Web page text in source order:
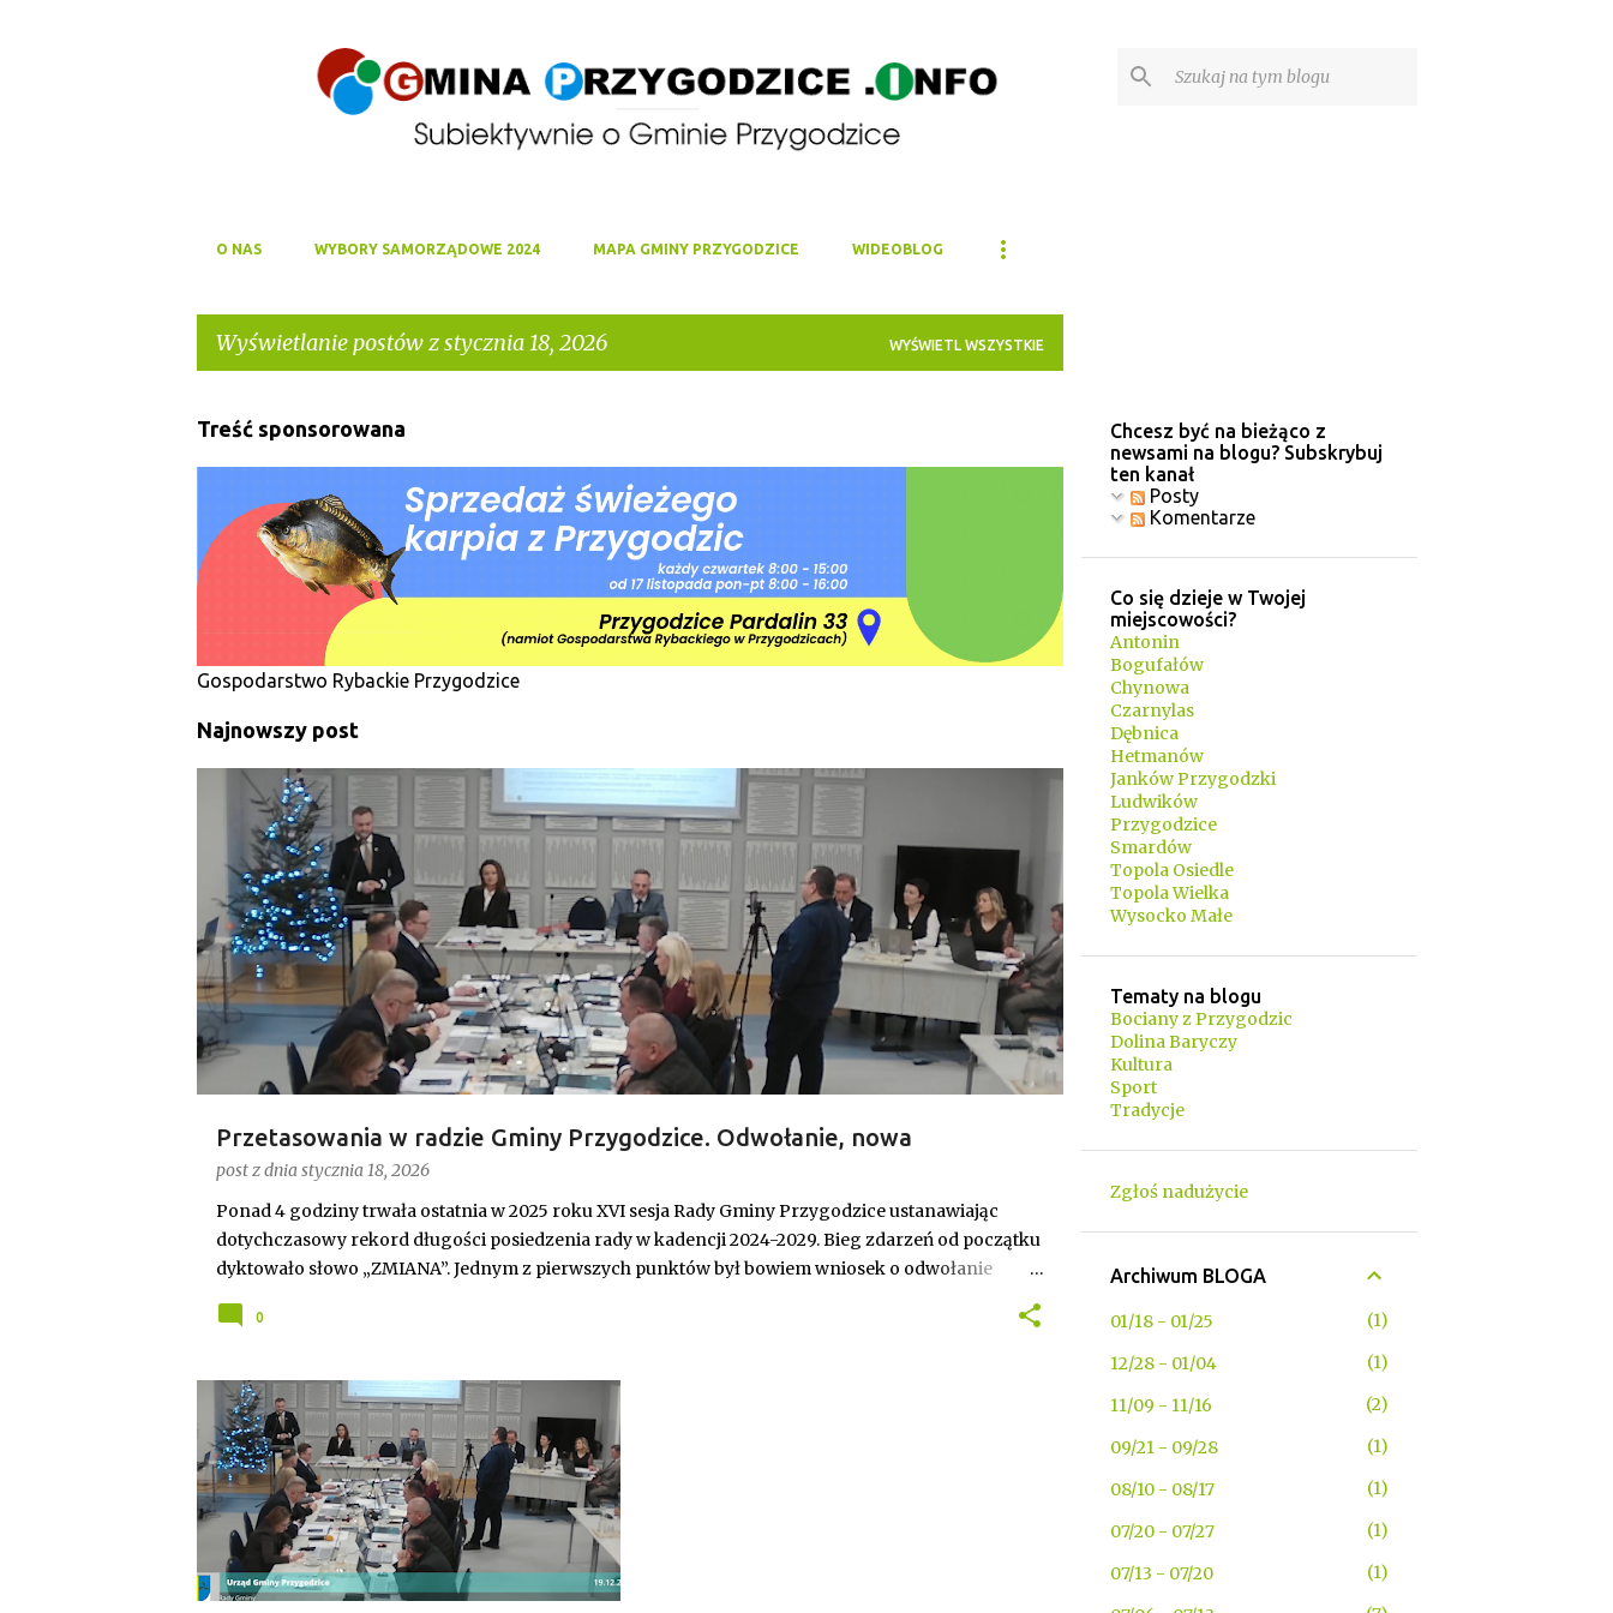
O NAS WYBORY SAMORZĄDOWE 2024 MAPA GMINY PRZYGODZICE WIDEOBLOG
Wyświetlanie postów z stycznia 18, 2026 WYŚWIETL WSZYSTKIE
P
o
y
Treść sponsorowana
Gospodarstwo Rybackie Przygodzice
Najnowszy post
Przetasowania w radzie Gminy Przygodzice. Odwołanie, nowa
przewodnicząca i uchwalony budżet.
post z dniastycznia 18, 2026
SAMORZĄD
Ponad 4 godziny trwała ostatnia w 2025 roku XVI sesja Rady Gminy Przygodzice ustanawiając
dotychczasowy rekord długości posiedzenia rady w kadencji 2024-2029. Bieg zdarzeń od początku
dyktowało słowo „ZMIANA”. Jednym z pierwszych punktów był bowiem wniosek o odwołanie
Joanna Jabłecka - dotychczasowa wiceprzewodnicząca.
0
SAMORZĄD
Chcesz być na bieżąco z
newsami na blogu? Subskrybuj
ten kanał
Posty
Komentarze
Co się dzieje w Twojej
miejscowości?
Antonin
Bogufałów
Chynowa
Czarnylas
Dębnica
Hetmanów
Janków Przygodzki
Ludwików
Przygodzice
Smardów
Topola Osiedle
Topola Wielka
Wysocko Małe
Tematy na blogu
Bociany z Przygodzic
Dolina Baryczy
Kultura
Sport
Tradycje
Zgłoś nadużycie
Archiwum BLOGA
01/18 - 01/25
1
12/28 - 01/04
1
11/09 - 11/16
2
09/21 - 09/28
1
08/10 - 08/17
1
07/20 - 07/27
1
07/13 - 07/20
1